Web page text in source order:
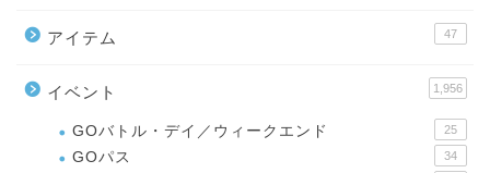
アイテム 47
イベント 1,956
GOバトル・デイ／ウィークエンド 25
GOパス 34